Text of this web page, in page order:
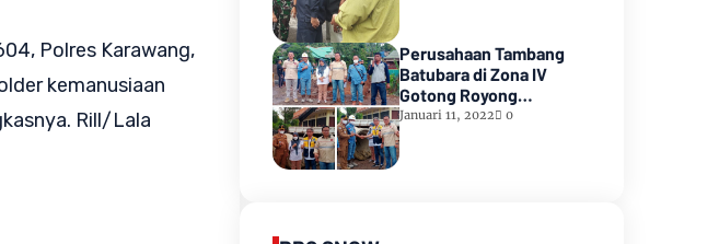
Polres Karawang,
kemanusiaan
Rill/Lala
Perusahaan Tambang
Batubara di Zona IV
Gotong Royong
Memperbaiki Jalan
Januari 11, 2022 0